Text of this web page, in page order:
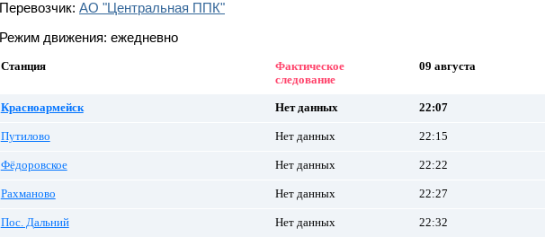
Перевозчик: АО "Центральная ППК"
Режим движения: ежедневно
Станция
Фактическое
следование
09 августа
Красноармейск Нет данных 22:07
Путилово Нет данных 22:15
Фёдоровское Нет данных 22:22
Рахманово Нет данных 22:27
Пос. Дальний Нет данных 22:32